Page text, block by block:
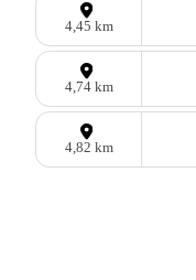
4,45 km
4,74 km
4,82 km